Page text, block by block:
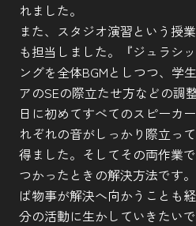
れました。
また、スタジオ演習という授
も担当しました。『ジュラシ
ングを全体BGMとしつつ、学
アのSEの際立たせ方などの調
日に初めてすべてのスピーカ
れぞれの音がしっかり際立っ
得ました。そしてその両作業
つかったときの解決方法です
ば物事が解決へ向かうことも
分の活動に生かしていきたいで